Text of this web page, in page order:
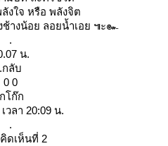
ลังใจ หรือ พลังจิต
ช้างน้อย ลอยน้ำเอย ๚ะ๛
.
น.
.กลับ
0 0
โก๊ก
วลา 20:09 น.
.
ดเห็นที่ 2